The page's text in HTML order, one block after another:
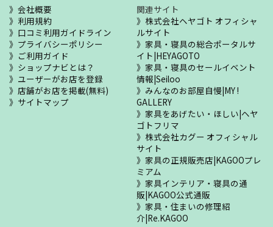
会社概要
利用規約
口コミ利用ガイドライン
プライバシーポリシー
ご利用ガイド
ショップナビとは？
ユーザーがお店を登録
店舗がお店を掲載(無料)
サイトマップ
関連サイト
株式会社ヘヤゴト オフィシャ
ルサイト
家具・寝具の総合ポータルサ
イト|HEYAGOTO
家具・寝具のセールイベント
情報|Seiloo
みんなのお部屋自慢|MY !
GALLERY
家具をあげたい・ほしい|ヘヤ
ゴトフリマ
株式会社カグー オフィシャル
サイト
家具の正規販売店|KAGOOプレ
ミアム
家具インテリア・寝具の通
販|KAGOO公式通販
家具・住まいの修理紹
介|Re.KAGOO